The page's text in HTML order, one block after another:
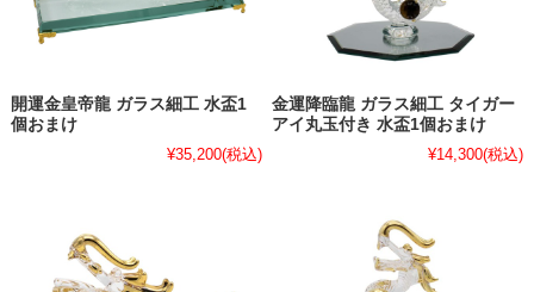
開運金皇帝龍 ガラス細工 水盃1
個おまけ
¥35,200(税込)
金運降臨龍 ガラス細工 タイガー
アイ丸玉付き 水盃1個おまけ
¥14,300(税込)